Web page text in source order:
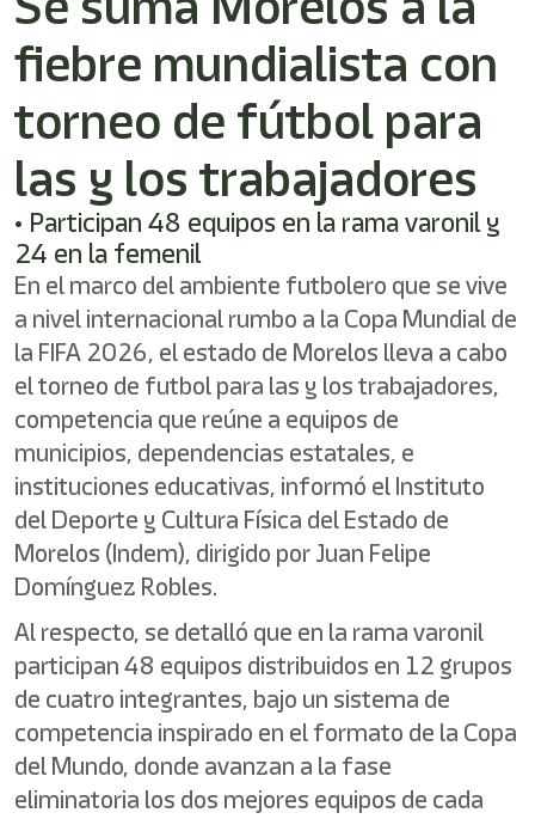
Este
acceso
directo
lector
pantalla
para
ayudarle
navegar
con
fiebre mundialista con
torneo de fútbol para
las y los trabajadores
• Participan 48 equipos en la rama varonil y
24 en la femenil
En el marco del ambiente futbolero que se vive
a nivel internacional rumbo a la Copa Mundial de
la FIFA 2026, el estado de Morelos lleva a cabo
el torneo de futbol para las y los trabajadores,
competencia que reúne a equipos de
municipios, dependencias estatales, e
instituciones educativas, informó el Instituto
del Deporte y Cultura Física del Estado de
Morelos (Indem), dirigido por Juan Felipe
Domínguez Robles.
Al respecto, se detalló que en la rama varonil
participan 48 equipos distribuidos en 12 grupos
de cuatro integrantes, bajo un sistema de
competencia inspirado en el formato de la Copa
del Mundo, donde avanzan a la fase
eliminatoria los dos mejores equipos de cada